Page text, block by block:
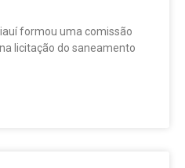
formou uma comissão
licitação do saneamento